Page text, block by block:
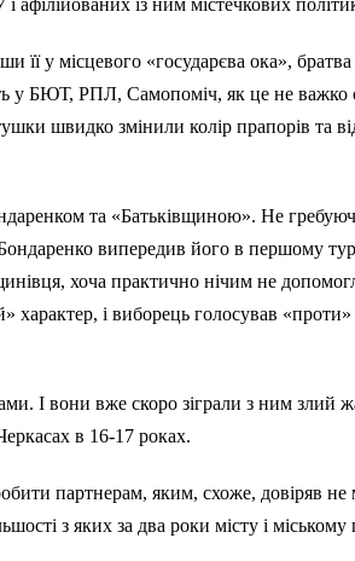
із ним містечкових
у місцевого «государєва ока»,
у БЮТ, РПЛ, Самопоміч, як це не важко
швидко змінили колір прапорів та
та «Батьківщиною». Не
випередив його в першому
хоча практично нічим не
і виборець голосував «проти»
І вони вже скоро зіграли з ним злий
в 16-17 роках.
партнерам, яким, схоже, довіряв
з яких за два роки місту і міському